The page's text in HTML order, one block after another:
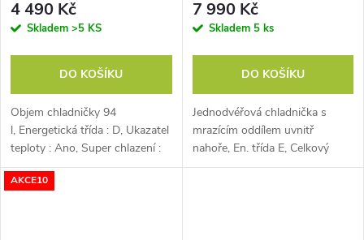
4 490 Kč
Skladem >5 KS
DO KOŠÍKU
Objem chladničky 94
l, Energetická třída : D, Ukazatel
teploty : Ano, Super chlazení :
Ano
7 990 Kč
Skladem 5 ks
DO KOŠÍKU
Jednodvéřová chladnička s
mrazícím oddílem uvnitř
nahoře, En. třída E, Celkový
objem:190 l
AKCE10